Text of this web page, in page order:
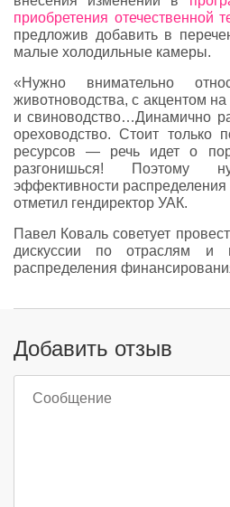
приобретения отечественной
предложив добавить в
малые холодильные камеры.
«Нужно внимательно
животноводства, с акцентом
и свиноводство…Динамично
ореховодство. Стоит только
ресурсов — речь идет о
разгонишься! Поэтому
эффективности
отметил гендиректор УАК.
Павел Коваль советует
дискуссии по отраслям и
распределения
Добавить отзыв